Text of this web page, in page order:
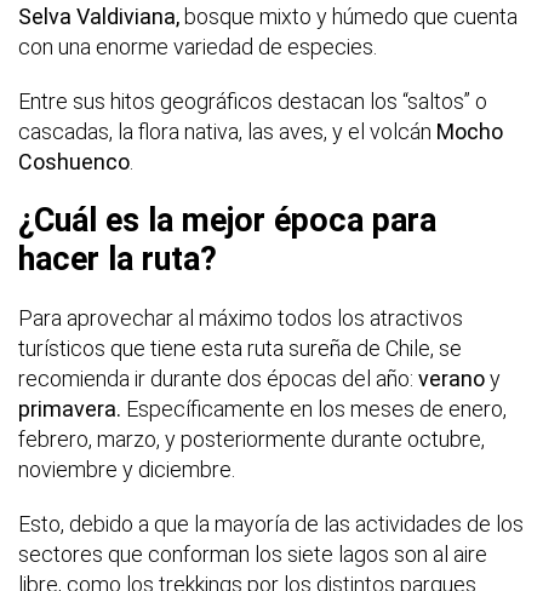
Selva Valdiviana,bosque mixto y húmedo que cuenta
con una enorme variedad de especies.
Entre sus hitos geográficos destacan los “saltos” o
cascadas, la flora nativa, las aves, y el volcán Mocho
Coshuenco
¿Cuál es la mejor época para
hacer la ruta?
Para aprovechar al máximo todos los atractivos
turísticos que tiene esta ruta sureña de Chile, se
recomienda ir durante dos épocas del año: veranoy
primavera. Específicamente en los meses de enero,
febrero, marzo, y posteriormente durante octubre,
noviembre y diciembre.
Esto, debido a que la mayoría de las actividades de los
sectores que conforman los siete lagos son al aire
libre, como los trekkings por los distintos parques